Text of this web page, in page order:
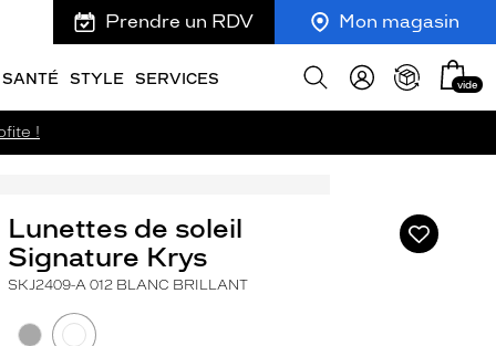
Prendre un RDV Mon magasin
SANTÉ STYLE SERVICES
Afficher
Mon
panier
vide
!
Ajouter
à
Lunettes de soleil
Signature Krys
SKJ2409-A 012 BLANC BRILLANT